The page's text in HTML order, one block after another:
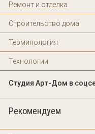
Ремонт и отделка
Строительство дома
Терминология
Технологии
Студия Арт-Дом в
Рекомендуем